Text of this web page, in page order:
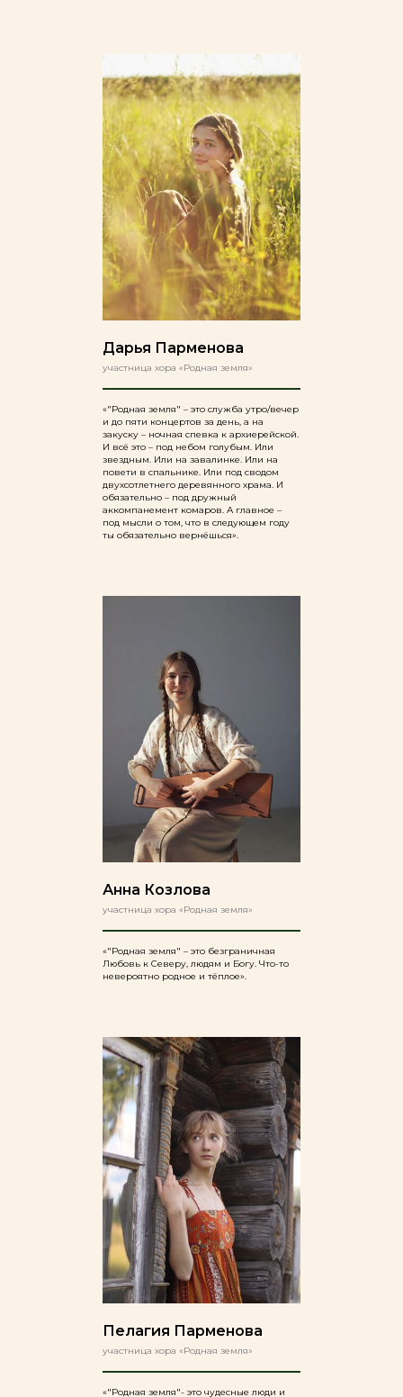
Дарья Парменова
участница хора «Родная земля»
«"Родная земля" – это служба утро/вечер
и до пяти концертов за день, а на
закуску – ночная спевка к архиерейской.
И всё это – под небом голубым. Или
звездным. Или на завалинке. Или на
повети в спальнике. Или под сводом
двухсотлетнего деревянного храма. И
обязательно – под дружный
аккомпанемент комаров. А главное –
под мысли о том, что в следующем году
ты обязательно вернёшься».
Анна Козлова
участница хора «Родная земля»
«"Родная земля" – это безграничная
Любовь к Северу, людям и Богу. Что-то
невероятно родное и тёплое».
Пелагия Парменова
участница хора «Родная земля»
«"Родная земля"- это чудесные люди и